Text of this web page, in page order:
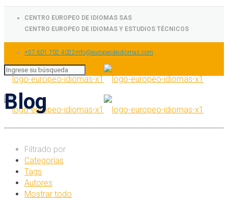
CENTRO EUROPEO DE IDIOMAS SAS
CENTRO EUROPEO DE IDIOMAS Y ESTUDIOS TÉCNICOS
+57 601 702 4022info@europeodeidiomas.com
Blog
Filtrado por
Categorías
Tags
Autores
Mostrar todo